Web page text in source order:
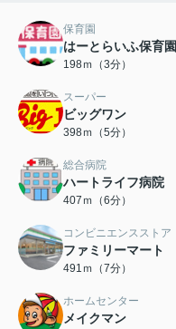
保育園
はーとらいふ保育園
198ｍ（3分）
スーパー
ビッグワン
398ｍ（5分）
総合病院
ハートライフ病院
407ｍ（6分）
コンビニエンスストア
ファミリーマート
491ｍ（7分）
ホームセンター
メイクマン